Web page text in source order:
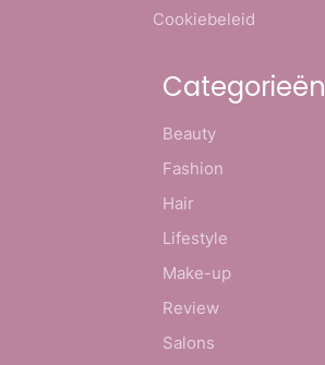
Cookiebeleid
Categorieën
Beauty
Fashion
Hair
Lifestyle
Make-up
Review
Salons